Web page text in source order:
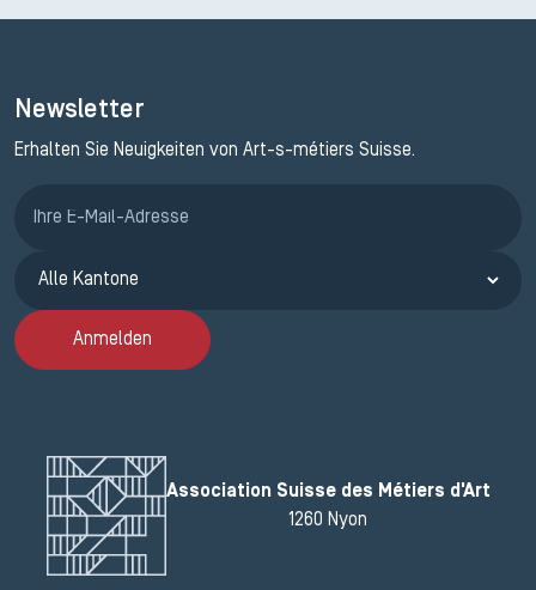
Newsletter
Erhalten Sie Neuigkeiten von Art-s-métiers Suisse.
Anmelden
Association Suisse des Métiers d'Art
1260 Nyon